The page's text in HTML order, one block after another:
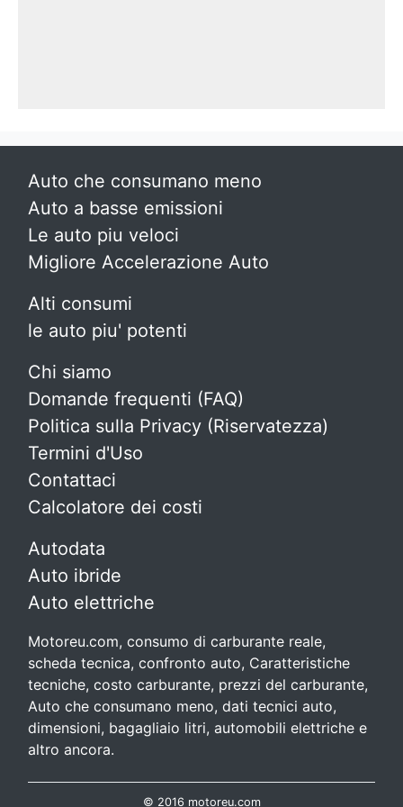
Auto che consumano meno
Auto a basse emissioni
Le auto piu veloci
Migliore Accelerazione Auto
Alti consumi
le auto piu' potenti
Chi siamo
Domande frequenti (FAQ)
Politica sulla Privacy (Riservatezza)
Termini d'Uso
Contattaci
Calcolatore dei costi
Autodata
Auto ibride
Auto elettriche
Motoreu.com, consumo di carburante reale,
scheda tecnica, confronto auto, Caratteristiche
tecniche, costo carburante, prezzi del carburante,
Auto che consumano meno, dati tecnici auto,
dimensioni, bagagliaio litri, automobili elettriche e
altro ancora.
© 2016 motoreu.com